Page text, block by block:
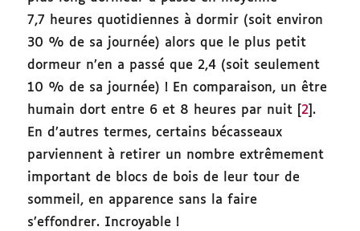
7,7 heures quotidiennes à dormir (soit environ
30 % de sa journée) alors que le plus petit
dormeur n’en a passé que 2,4 (soit seulement
10 % de sa journée) ! En comparaison, un être
humain dort entre 6 et 8 heures par nuit [ 2 ].
En d’autres termes, certains bécasseaux
parviennent à retirer un nombre extrêmement
important de blocs de bois de leur tour de
sommeil, en apparence sans la faire
s’effondrer. Incroyable !